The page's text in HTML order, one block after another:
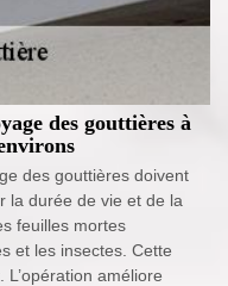
des gouttières à
des gouttières doivent
la durée de vie et de la
feuilles mortes
et les insectes. Cette
L’opération améliore